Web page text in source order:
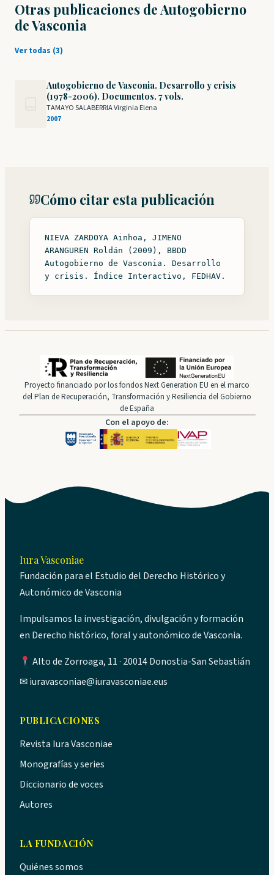
Otras publicaciones de Autogobierno
de Vasconia
Ver todas (3)
Autogobierno de Vasconia. Desarrollo y crisis
(1978-2006). Documentos. 7 vols.
TAMAYO SALABERRIA Virginia Elena
2007
Cómo citar esta publicación
NIEVA ZARDOYA Ainhoa, JIMENO
ARANGUREN Roldán (2009), BBDD
Autogobierno de Vasconia. Desarrollo
y crisis. Índice Interactivo, FEDHAV.
Proyecto financiado por los fondos Next Generation EU en el marco
del Plan de Recuperación, Transformación y Resiliencia del Gobierno
de España
Con el apoyo de:
Iura Vasconiae
Fundación para el Estudio del Derecho Histórico y
Autonómico de Vasconia
Impulsamos la investigación, divulgación y formación
en Derecho histórico, foral y autonómico de Vasconia.
Alto de Zorroaga, 11 · 20014 Donostia-San Sebastián
✉iuravasconiae@iuravasconiae.eus
PUBLICACIONES
Revista Iura Vasconiae
Monografías y series
Diccionario de voces
Autores
LA FUNDACIÓN
Quiénes somos